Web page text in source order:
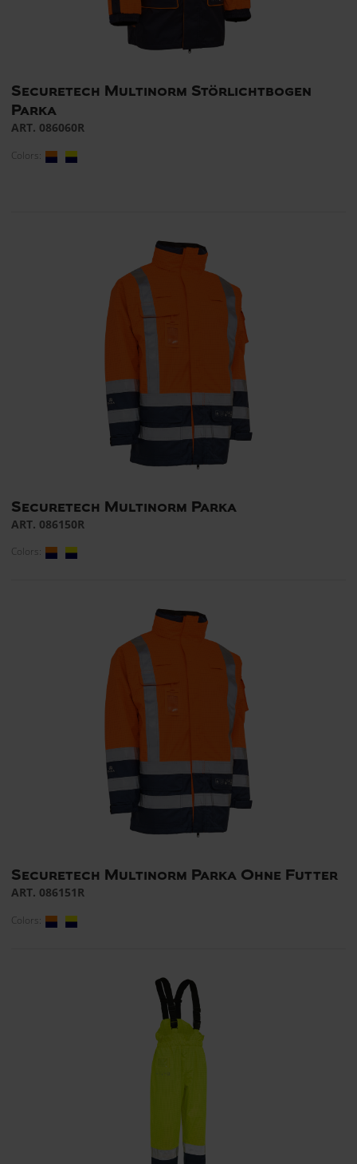
Securetech Multinorm Störlichtbogen
Parka
ART. 086060R
Colors:
Securetech Multinorm Parka
ART. 086150R
Colors:
Securetech Multinorm Parka Ohne Futter
ART. 086151R
Colors: